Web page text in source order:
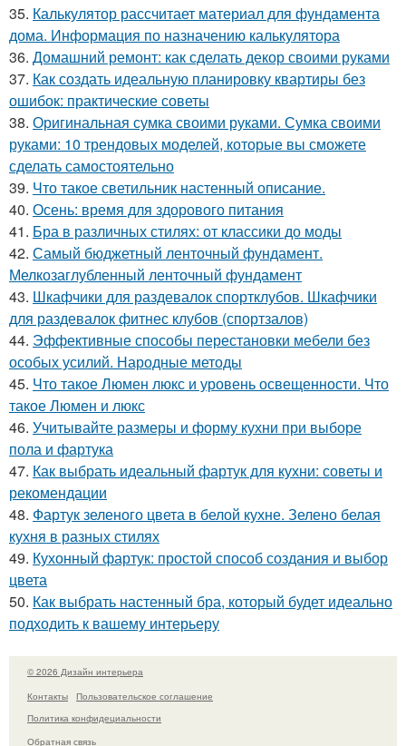
35. Калькулятор рассчитает материал для фундамента
дома. Информация по назначению калькулятора
36. Домашний ремонт: как сделать декор своими руками
37. Как создать идеальную планировку квартиры без
ошибок: практические советы
38. Оригинальная сумка своими руками. Сумка своими
руками: 10 трендовых моделей, которые вы сможете
сделать самостоятельно
39. Что такое светильник настенный описание.
40. Осень: время для здорового питания
41. Бра в различных стилях: от классики до моды
42. Самый бюджетный ленточный фундамент.
Мелкозаглубленный ленточный фундамент
43. Шкафчики для раздевалок спортклубов. Шкафчики
для раздевалок фитнес клубов (спортзалов)
44. Эффективные способы перестановки мебели без
особых усилий. Народные методы
45. Что такое Люмен люкс и уровень освещенности. Что
такое Люмен и люкс
46. Учитывайте размеры и форму кухни при выборе
пола и фартука
47. Как выбрать идеальный фартук для кухни: советы и
рекомендации
48. Фартук зеленого цвета в белой кухне. Зелено белая
кухня в разных стилях
49. Кухонный фартук: простой способ создания и выбор
цвета
50. Как выбрать настенный бра, который будет идеально
подходить к вашему интерьеру
© 2026 Дизайн интерьера
Контакты
Пользовательское соглашение
Политика конфидециальности
Обратная связь